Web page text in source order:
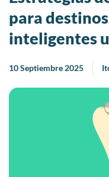
para
inteligentes
10 Septiembre 2025